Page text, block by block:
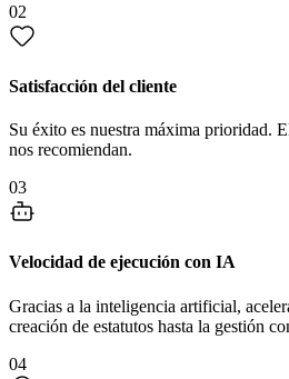
02
Satisfacción del cliente
Su éxito es nuestra máxima prioridad.
nos recomiendan.
03
Velocidad de ejecución con IA
Gracias a la inteligencia artificial,
creación de estatutos hasta la gestión
04